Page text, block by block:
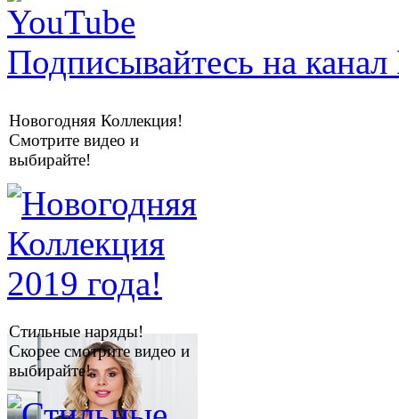
Подписывайтесь на
Новогодняя Коллекция!
Смотрите видео и
выбирайте!
Стильные наряды!
Скорее смотрите видео и
выбирайте!